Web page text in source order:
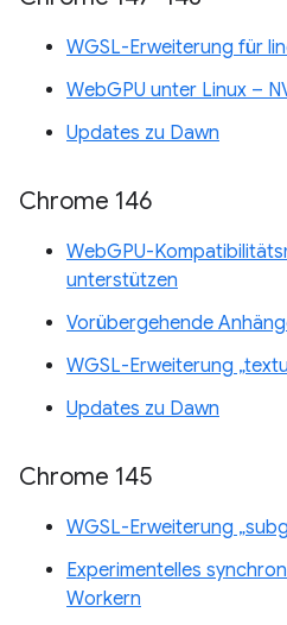
WGSL-Erweiterung für
WebGPU unter Linux –
Updates zu Dawn
Chrome 146
WebGPU-
unterstützen
Vorübergehende
WGSL-Erweiterung
Updates zu Dawn
Chrome 145
WGSL-Erweiterung
Experimentelles
Workern